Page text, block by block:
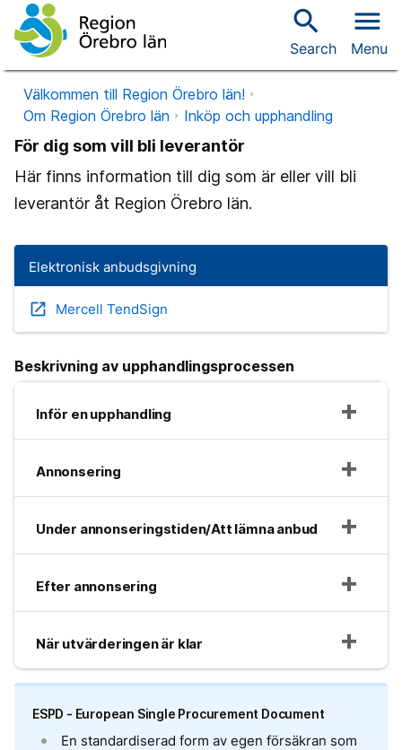
search
Search
menu
Menu
Välkommen till Region Örebro län!
Om Region Örebro län
Inköp och upphandling
För dig som vill bli leverantör
Här finns information till dig som är eller vill bli
leverantör åt Region Örebro län.
Elektronisk anbudsgivning
open_in_new Mercell TendSign
Beskrivning av upphandlingsprocessen
Inför en upphandling
Annonsering
Under annonseringstiden/Att lämna anbud
Efter annonsering
När utvärderingen är klar
ESPD - European Single Procurement Document
En standardiserad form av egen försäkran som